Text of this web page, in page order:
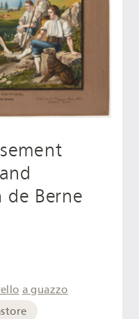
de Berne
a guazzo